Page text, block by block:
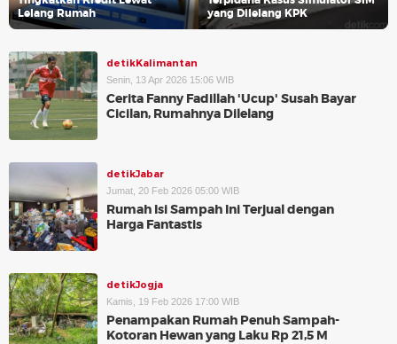
Lelang Rumah
yang Dilelang KPK
detikKalimantan
Senin, 13 Apr 2026 15:06 WIB
Cerita Fanny Fadillah 'Ucup' Susah Bayar
Cicilan, Rumahnya Dilelang
detikJabar
Jumat, 20 Feb 2026 05:00 WIB
Rumah Isi Sampah Ini Terjual dengan
Harga Fantastis
detikJogja
Kamis, 19 Feb 2026 17:00 WIB
Penampakan Rumah Penuh Sampah-
Kotoran Hewan yang Laku Rp 21,5 M